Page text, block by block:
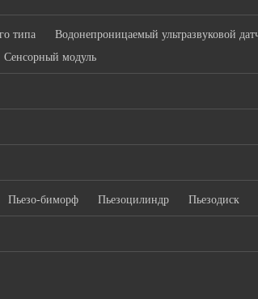
типа Водонепроницаемый ультразвуковой
Сенсорный модуль
Пьезо-биморф Пьезоцилиндр Пьезодиск